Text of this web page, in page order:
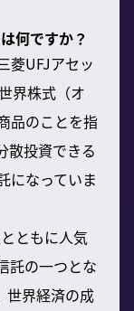
何ですか？
菱UFJアセッ
界株式（オ
品のことを指
散投資できる
になっていま
ともに人気
託の一つとな
世界経済の成